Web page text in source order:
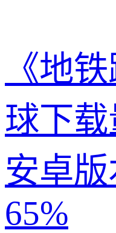
《地
球下
安卓
65%